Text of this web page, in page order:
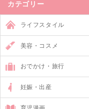
カテゴリー
ライフスタイル
美容・コスメ
おでかけ・旅行
妊娠・出産